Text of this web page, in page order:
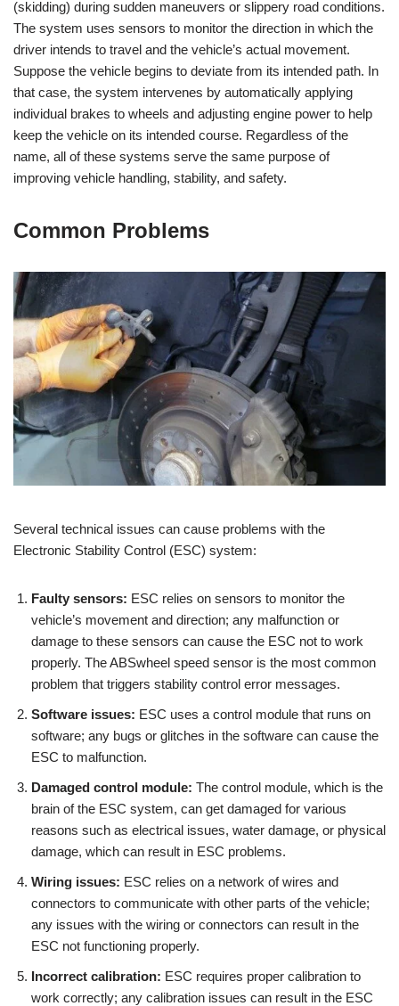
(skidding) during sudden maneuvers or slippery road conditions.
The system uses sensors to monitor the direction in which the
driver intends to travel and the vehicle’s actual movement.
Suppose the vehicle begins to deviate from its intended path. In
that case, the system intervenes by automatically applying
individual brakes to wheels and adjusting engine power to help
keep the vehicle on its intended course. Regardless of the
name, all of these systems serve the same purpose of
improving vehicle handling, stability, and safety.
Common Problems
Several technical issues can cause problems with the
Electronic Stability Control (ESC) system:
Faulty sensors: ESC relies on sensors to monitor the
vehicle’s movement and direction; any malfunction or
damage to these sensors can cause the ESC not to work
properly. The ABSwheel speed sensor is the most common
problem that triggers stability control error messages.
Software issues: ESC uses a control module that runs on
software; any bugs or glitches in the software can cause the
ESC to malfunction.
Damaged control module: The control module, which is the
brain of the ESC system, can get damaged for various
reasons such as electrical issues, water damage, or physical
damage, which can result in ESC problems.
Wiring issues: ESC relies on a network of wires and
connectors to communicate with other parts of the vehicle;
any issues with the wiring or connectors can result in the
ESC not functioning properly.
Incorrect calibration: ESC requires proper calibration to
work correctly; any calibration issues can result in the ESC